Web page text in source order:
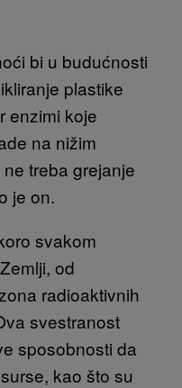
bi u budućnosti
plastike
enzimi koje
na nižim
treba grejanje
je on.
svakom
od
radioaktivnih
svestranost
sposobnosti da
kao što su